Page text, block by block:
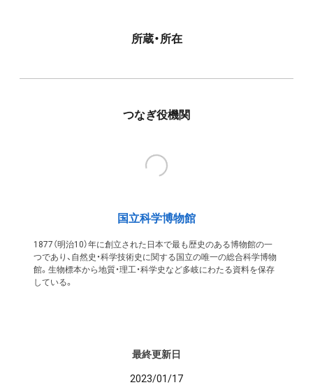
所蔵・所在
つなぎ役機関
国立科学博物館
1877（明治10）年に創立された日本で最も歴史のある博物館の一
つであり、自然史・科学技術史に関する国立の唯一の総合科学博物
館。生物標本から地質・理工・科学史など多岐にわたる資料を保存
している。
最終更新日
2023/01/17